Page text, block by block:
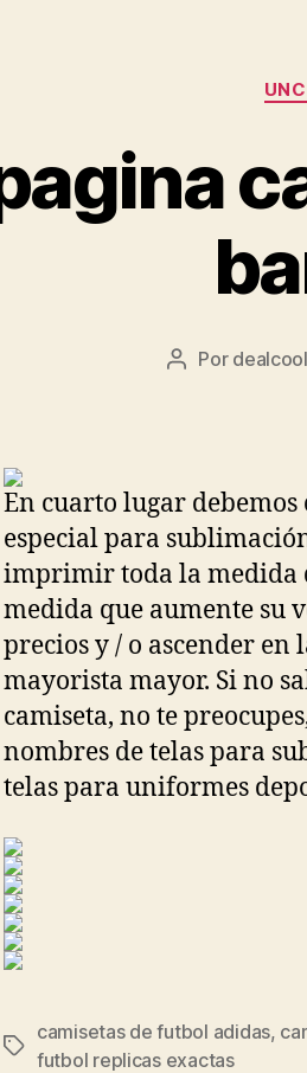
Autor
Por
En cuarto lugar
especial para
imprimir toda la medida
medida que aumente su
precios y / o ascender en
mayorista mayor. Si no
camiseta, no te
nombres de telas para
telas para uniformes
Etiquetas
camisetas de futbol adidas,
futbol replicas exactas